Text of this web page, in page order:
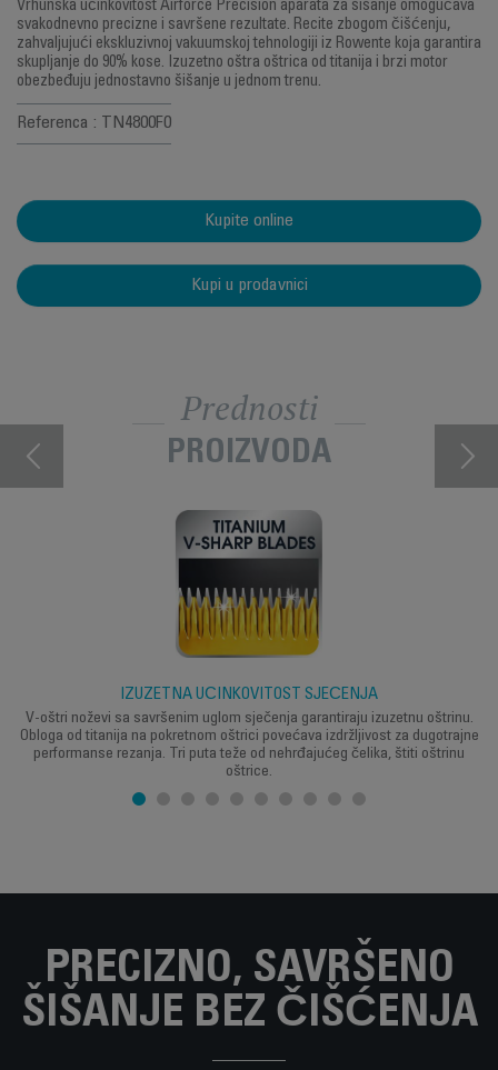
Vrhunska učinkovitost Airforce Precision aparata za šišanje omogućava
svakodnevno precizne i savršene rezultate. Recite zbogom čišćenju,
zahvaljujući ekskluzivnoj vakuumskoj tehnologiji iz Rowente koja garantira
skupljanje do 90% kose. Izuzetno oštra oštrica od titanija i brzi motor
obezbeđuju jednostavno šišanje u jednom trenu.
Referenca : TN4800F0
Kupite online
Kupi u prodavnici
Prednosti
PROIZVODA
IZUZETNA UČINKOVITOST SJEČENJA
V-oštri noževi sa savršenim uglom sječenja garantiraju izuzetnu oštrinu.
Obloga od titanija na pokretnom oštrici povećava izdržljivost za dugotrajne
performanse rezanja. Tri puta teže od nehrđajućeg čelika, štiti oštrinu
oštrice.
PRECIZNO, SAVRŠENO
ŠIŠANJE BEZ ČIŠĆENJA